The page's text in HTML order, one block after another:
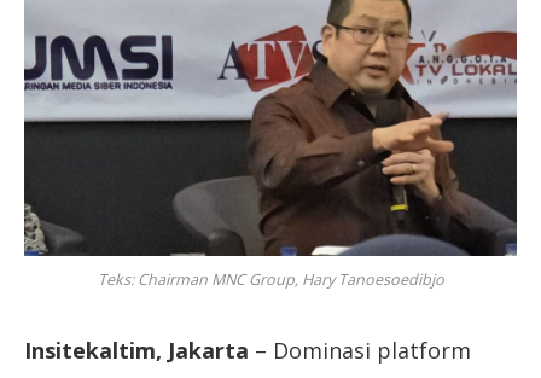
Teks: Chairman MNC Group, Hary Tanoesoedibjo
Insitekaltim, Jakarta – Dominasi platform